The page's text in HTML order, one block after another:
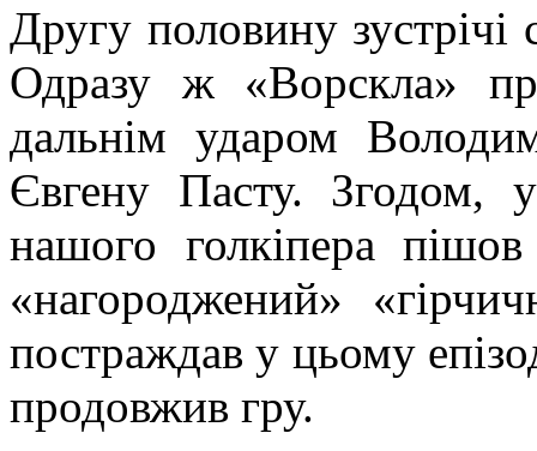
Другу половину зустрічі
Одразу ж «Ворскла»
дальнім ударом
Євгену Пасту. Згодом,
нашого голкіпера
«нагороджений»
постраждав у цьому
продовжив гру.